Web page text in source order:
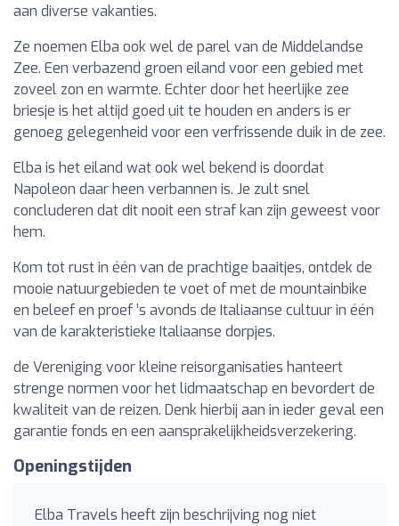
aan diverse vakanties.
Ze noemen Elba ook wel de parel van de Middelandse
Zee. Een verbazend groen eiland voor een gebied met
zoveel zon en warmte. Echter door het heerlijke zee
briesje is het altijd goed uit te houden en anders is er
genoeg gelegenheid voor een verfrissende duik in de zee.
Elba is het eiland wat ook wel bekend is doordat
Napoleon daar heen verbannen is. Je zult snel
concluderen dat dit nooit een straf kan zijn geweest voor
hem.
Kom tot rust in één van de prachtige baaitjes, ontdek de
mooie natuurgebieden te voet of met de mountainbike
en beleef en proef ’s avonds de Italiaanse cultuur in één
van de karakteristieke Italiaanse dorpjes.
de Vereniging voor kleine reisorganisaties hanteert
strenge normen voor het lidmaatschap en bevordert de
kwaliteit van de reizen. Denk hierbij aan in ieder geval een
garantie fonds en een aansprakelijkheidsverzekering.
Openingstijden
Elba Travels heeft zijn beschrijving nog niet